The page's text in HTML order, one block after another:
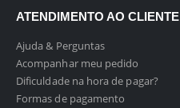
ATENDIMENTO AO CLIENTE
Ajuda & Perguntas
Acompanhar meu pedido
Dificuldade na hora de pagar?
Formas de pagamento